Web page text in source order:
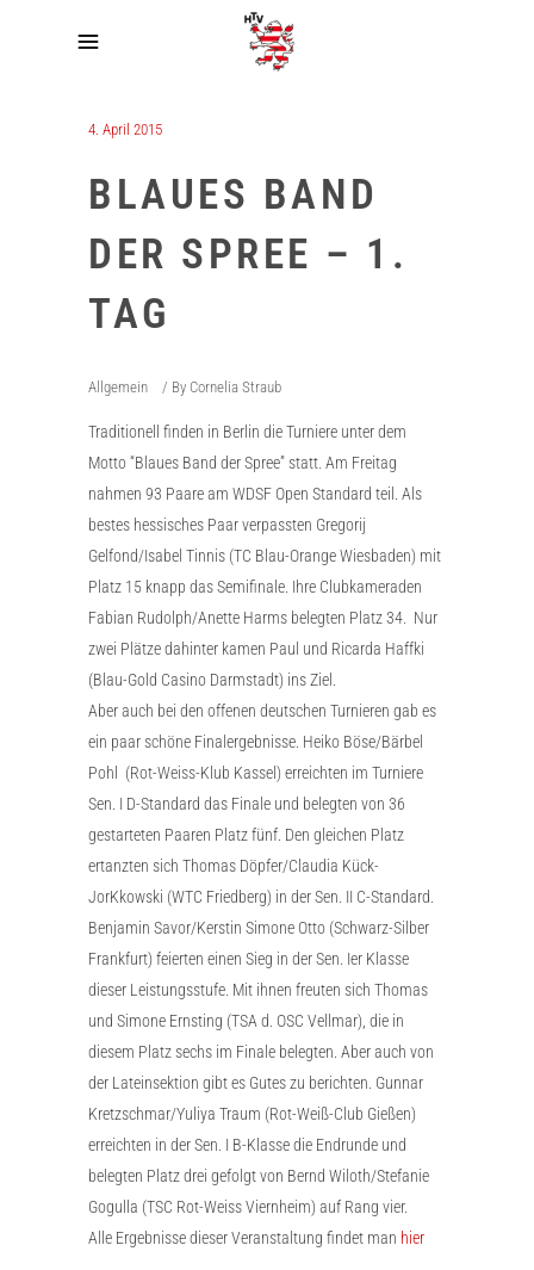
4. April 2015
BLAUES BAND
DER SPREE – 1.
TAG
Allgemein By Cornelia Straub
Traditionell finden in Berlin die Turniere unter dem
Motto “Blaues Band der Spree” statt. Am Freitag
nahmen 93 Paare am WDSF Open Standard teil. Als
bestes hessisches Paar verpassten Gregorij
Gelfond/Isabel Tinnis (TC Blau-Orange Wiesbaden) mit
Platz 15 knapp das Semifinale. Ihre Clubkameraden
Fabian Rudolph/Anette Harms belegten Platz 34. Nur
zwei Plätze dahinter kamen Paul und Ricarda Haffki
(Blau-Gold Casino Darmstadt) ins Ziel.
Aber auch bei den offenen deutschen Turnieren gab es
ein paar schöne Finalergebnisse. Heiko Böse/Bärbel
Pohl (Rot-Weiss-Klub Kassel) erreichten im Turniere
Sen. I D-Standard das Finale und belegten von 36
gestarteten Paaren Platz fünf. Den gleichen Platz
ertanzten sich Thomas Döpfer/Claudia Kück-
JorKkowski (WTC Friedberg) in der Sen. II C-Standard.
Benjamin Savor/Kerstin Simone Otto (Schwarz-Silber
Frankfurt) feierten einen Sieg in der Sen. Ier Klasse
dieser Leistungsstufe. Mit ihnen freuten sich Thomas
und Simone Ernsting (TSA d. OSC Vellmar), die in
diesem Platz sechs im Finale belegten. Aber auch von
der Lateinsektion gibt es Gutes zu berichten. Gunnar
Kretzschmar/Yuliya Traum (Rot-Weiß-Club Gießen)
erreichten in der Sen. I B-Klasse die Endrunde und
belegten Platz drei gefolgt von Bernd Wiloth/Stefanie
Gogulla (TSC Rot-Weiss Viernheim) auf Rang vier.
Alle Ergebnisse dieser Veranstaltung findet man hier